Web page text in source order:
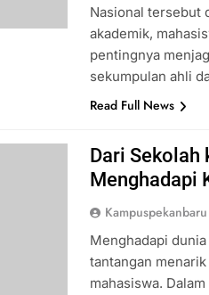
Nasional tersebut
akademik,
pentingnya
sekumpulan ahli
Read Full News
Dari Sekolah
Menghadapi
Kampuspekanbaru
Menghadapi
tantangan
mahasiswa.